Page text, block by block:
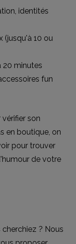
identités
(jusqu'à 10 ou
20 minutes
fun
son
en boutique, on
pour trouver
de votre
cherchiez ? Nous